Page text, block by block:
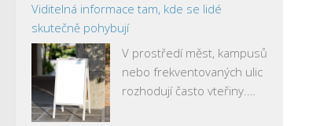
Viditelná informace tam, kde se lidé
skutečně pohybují
V prostředí měst, kampusů
nebo frekventovaných ulic
rozhodují často vteřiny.…